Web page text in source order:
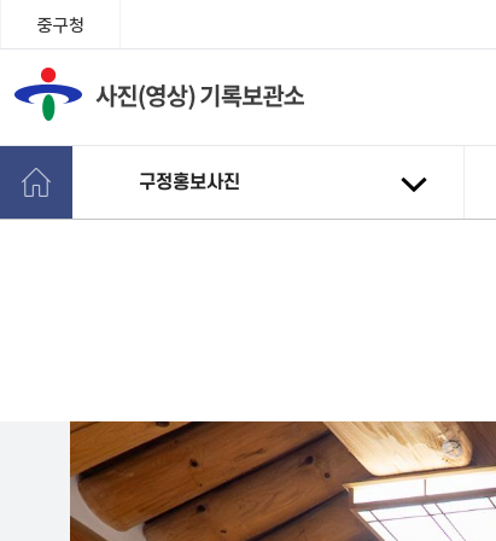
중구청
구정홍보사진